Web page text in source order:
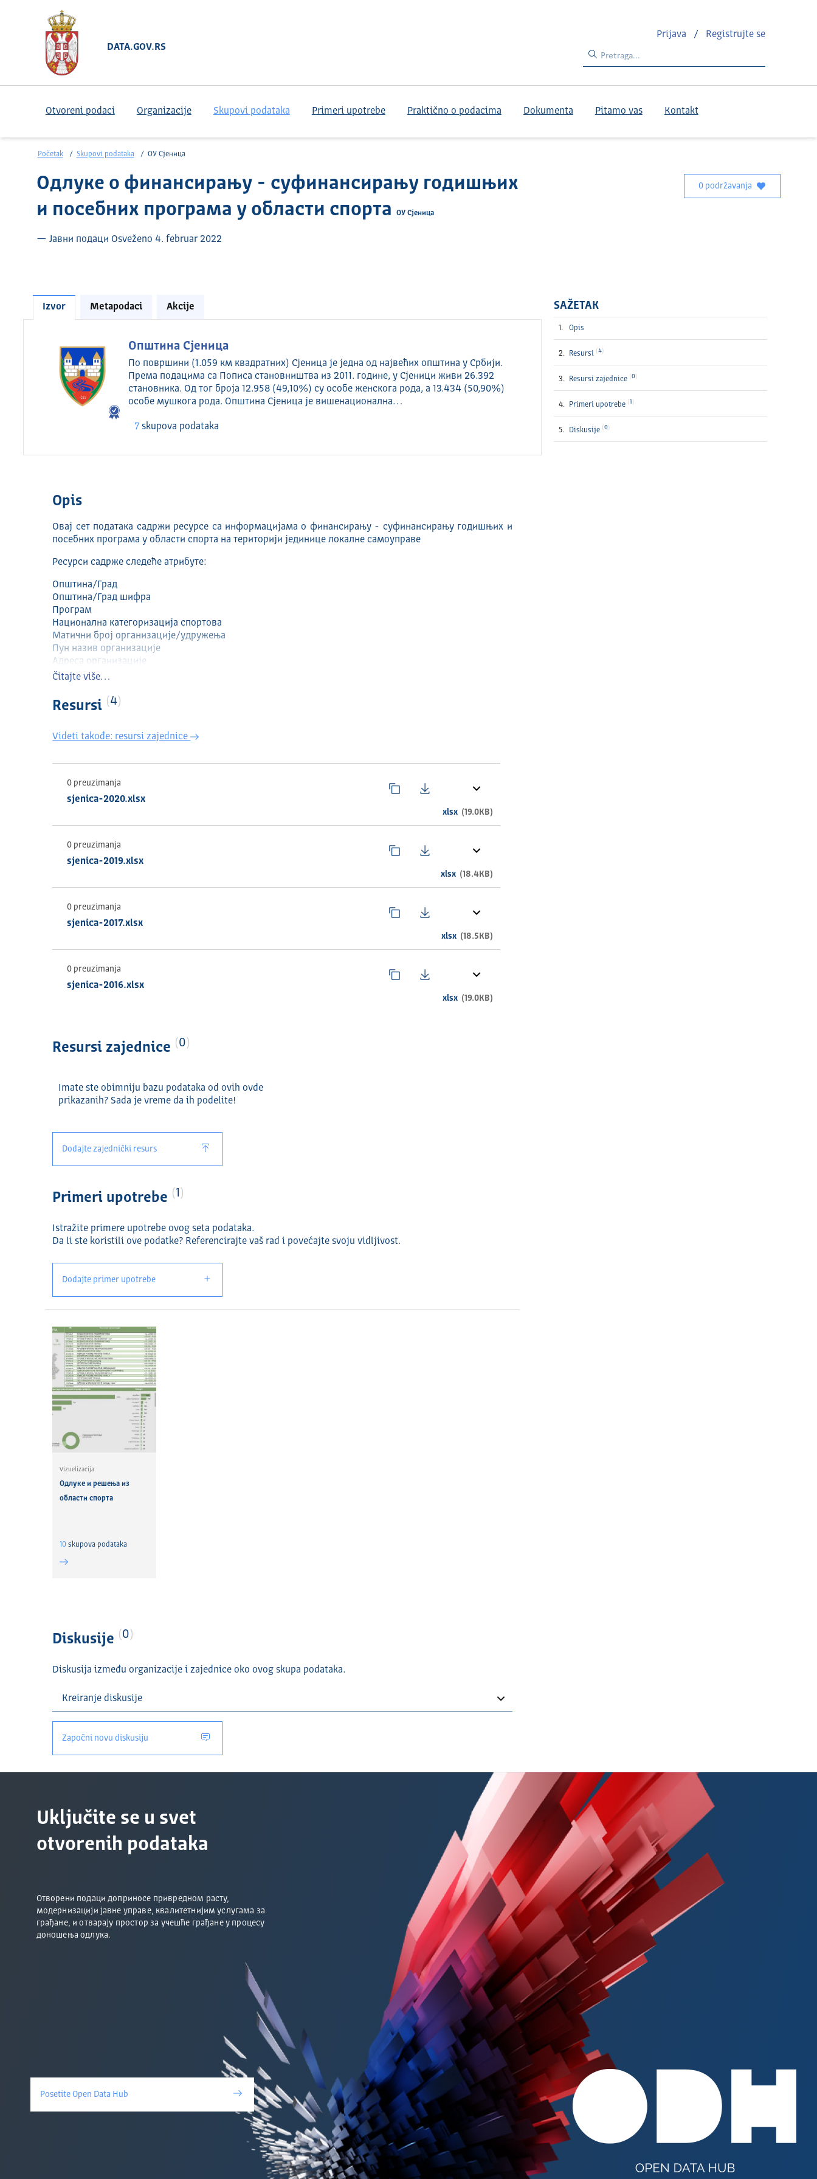
DATA.GOV.RS
Prijava / Registrujte se
Otvoreni podaci Organizacije Skupovi podataka Primeri upotrebe Praktično o podacima Dokumenta Pitamo vas Kontakt
Početak Skupovi podataka ОУ Сјеница
Одлуке о финансирању - суфинансирању годишњих
и посебних програма у области спорта
ОУ Сјеница
— Јавни подаци Osveženo 4. februar 2022
0 podržavanja
Izvor Metapodaci Akcije
Општина Сјеница
По површини (1.059 км квадратних) Сјеница је једна од највећих општина у Србији.
Према подацима са Пописа становништва из 2011. године, у Сјеници живи 26.392
становника. Од тог броја 12.958 (49,10%) су особе женскога рода, а 13.434 (50,90%)
особе мушкога рода. Општина Сјеница је вишенационална…
7 skupova podataka
Opis
Овај сет података садржи ресурсе са информацијама о финансирању - суфинансирању годишњих и
посебних програма у области спорта на територији јединице локалне самоуправе
Ресурси садрже следеће атрибуте:
Општина/Град
Општина/Град шифра
Програм
Национална категоризација спортова
Матични број организације/удружења
Пун назив организације
Адреса организације
Седиште спортске организације
Датум одлуке/решења
Година
Тражени износ средстава
Čitajte više…
Resursi 4
Videti takođe: resursi zajednice
0 preuzimanja
sjenica-2020.xlsx
xlsx (19.0KB)
0 preuzimanja
sjenica-2019.xlsx
xlsx (18.4KB)
0 preuzimanja
sjenica-2017.xlsx
xlsx (18.5KB)
0 preuzimanja
sjenica-2016.xlsx
xlsx (19.0KB)
Resursi zajednice 0
Imate ste obimniju bazu podataka od ovih ovde
prikazanih? Sada je vreme da ih podelite!
Dodajte zajednički resurs
Primeri upotrebe 1
Istražite primere upotrebe ovog seta podataka.
Da li ste koristili ove podatke? Referencirajte vaš rad i povećajte svoju vidlјivost.
Dodajte primer upotrebe
Vizuelizacija
Одлуке и решења из
области спорта
10 skupova podataka
Diskusije 0
Diskusija između organizacije i zajednice oko ovog skupa podataka.
Započni novu diskusiju
SAŽETAK
Opis
Resursi 4
Resursi zajednice 0
Primeri upotrebe 1
Diskusije 0
Uključite se u svet
otvorenih podataka
Отворени подаци доприносе привредном расту,
модернизацији јавне управе, квалитетнијим услугама за
грађане, и отварају простор за учешће грађане у процесу
доношења одлука.
Posetite Open Data Hub